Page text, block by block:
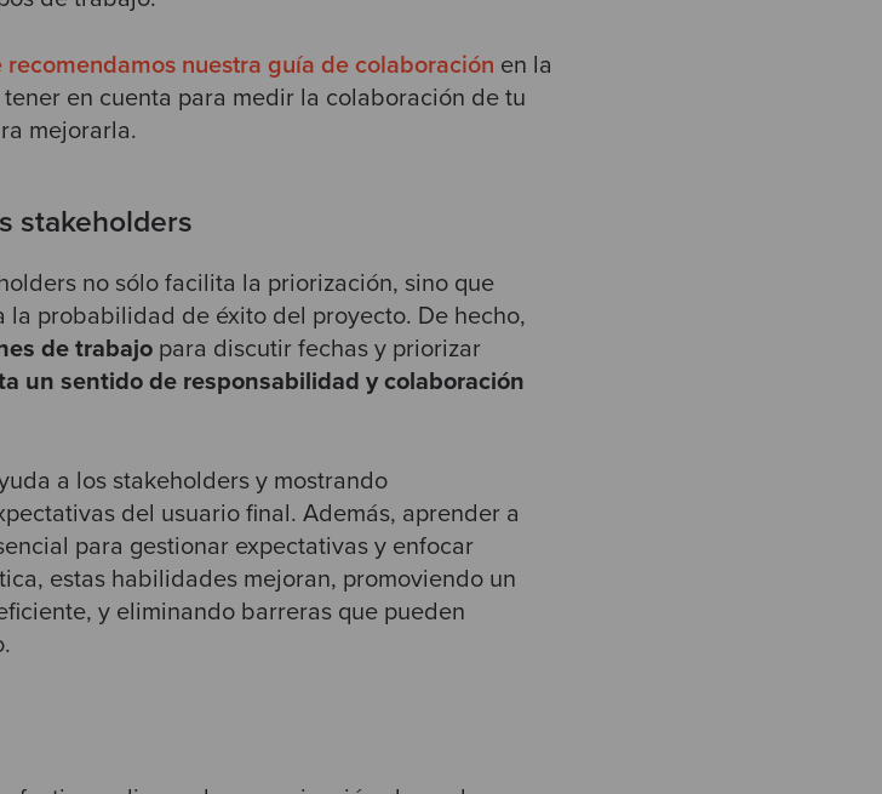
recomendamos nuestra guía de colaboración en la
en cuenta para medir la colaboración de tu
mejorarla.
stakeholders
no sólo facilita la priorización, sino que
probabilidad de éxito del proyecto. De hecho,
de trabajo para discutir fechas y priorizar
un sentido de responsabilidad y colaboración
a los stakeholders y mostrando
del usuario final. Además, aprender a
para gestionar expectativas y enfocar
estas habilidades mejoran, promoviendo un
y eliminando barreras que pueden